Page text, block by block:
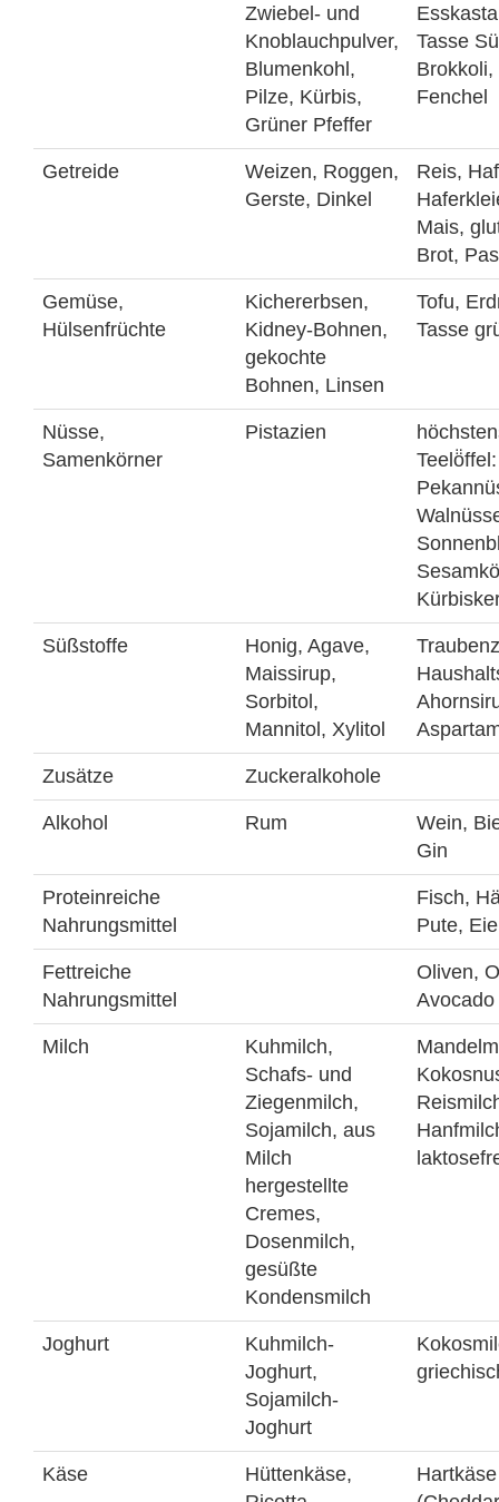
Zwiebel- und
Knoblauchpulver,
Blumenkohl,
Pilze, Kürbis,
Grüner Pfeffer
Tasse
Fenchel
Getreide
Weizen, Roggen,
Gerste, Dinkel
Reis,
Mais,
Brot,
Gemüse,
Hülsenfrüchte
Kichererbsen,
Kidney-Bohnen,
gekochte
Bohnen, Linsen
Tofu,
Tasse
Nüsse,
Samenkörner
Pistazien
Süßstoffe
Honig, Agave,
Maissirup,
Sorbitol,
Mannitol, Xylitol
Zusätze Zuckeralkohole
Alkohol Rum
Wein,
Gin
Proteinreiche
Nahrungsmittel
Fisch,
Pute,
Fettreiche
Nahrungsmittel
Oliven,
Avocado
Milch
Kuhmilch,
Schafs- und
Ziegenmilch,
Sojamilch, aus
Milch
hergestellte
Cremes,
Dosenmilch,
gesüßte
Kondensmilch
Joghurt
Kuhmilch-
Joghurt,
Sojamilch-
Joghurt
Käse
Hüttenkäse,
Hartkäse